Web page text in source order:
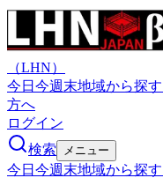
（LHN）
今日 今週末地域から探す
方へ
ログイン
検索
メニュー
今日 今週末地域から探す